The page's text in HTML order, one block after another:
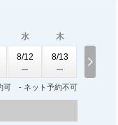
水
8/12
木
8/13
可 - ネット予約不可